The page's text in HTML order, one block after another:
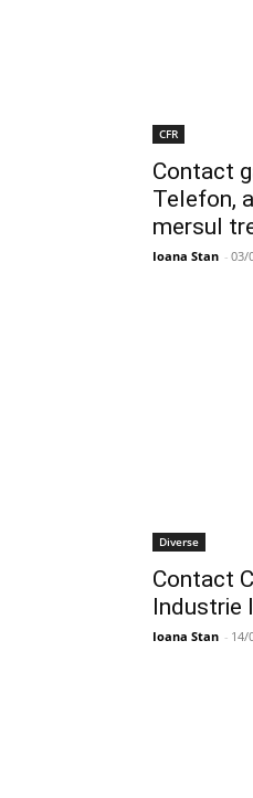
CFR
Contact
Telefon,
mersul
Ioana Stan - 03/
Diverse
Contact
Industrie
Ioana Stan - 14/